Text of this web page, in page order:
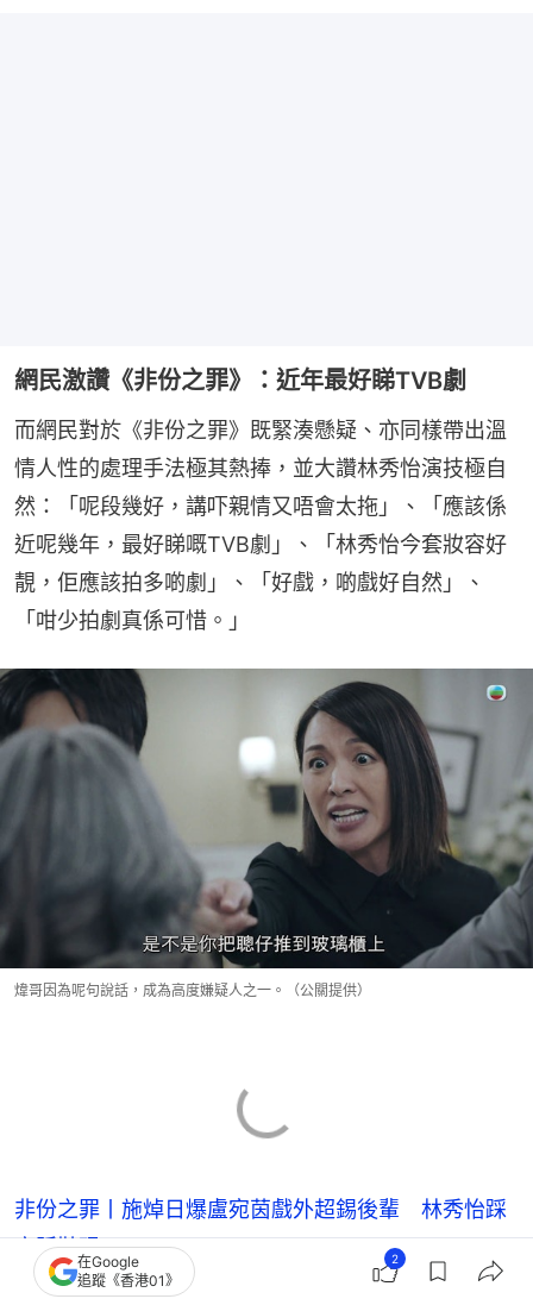
網民激讚《非份之罪》：近年最好睇TVB劇
而網民對於《非份之罪》既緊湊懸疑、亦同樣帶出溫
情人性的處理手法極其熱捧，並大讚林秀怡演技極自
然：「呢段幾好，講吓親情又唔會太拖」、「應該係
近呢幾年，最好睇嘅TVB劇」、「林秀怡今套妝容好
靚，佢應該拍多啲劇」、「好戲，啲戲好自然」、
「咁少拍劇真係可惜。」
煒哥因為呢句說話，成為高度嫌疑人之一。（公關提供）
非份之罪丨施焯日爆盧宛茵戲外超錫後輩 林秀怡踩
高踭鞋孭Madam
非份之罪｜陳煒性感睡衣浸浴色誘 多重情緒一秒切
在Google
追蹤《香港01》
2